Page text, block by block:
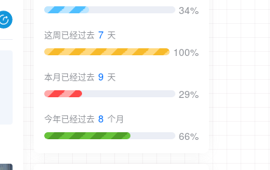
34%
这周已经过去 7 天
100%
本月已经过去 9 天
29%
今年已经过去 8 个月
66%